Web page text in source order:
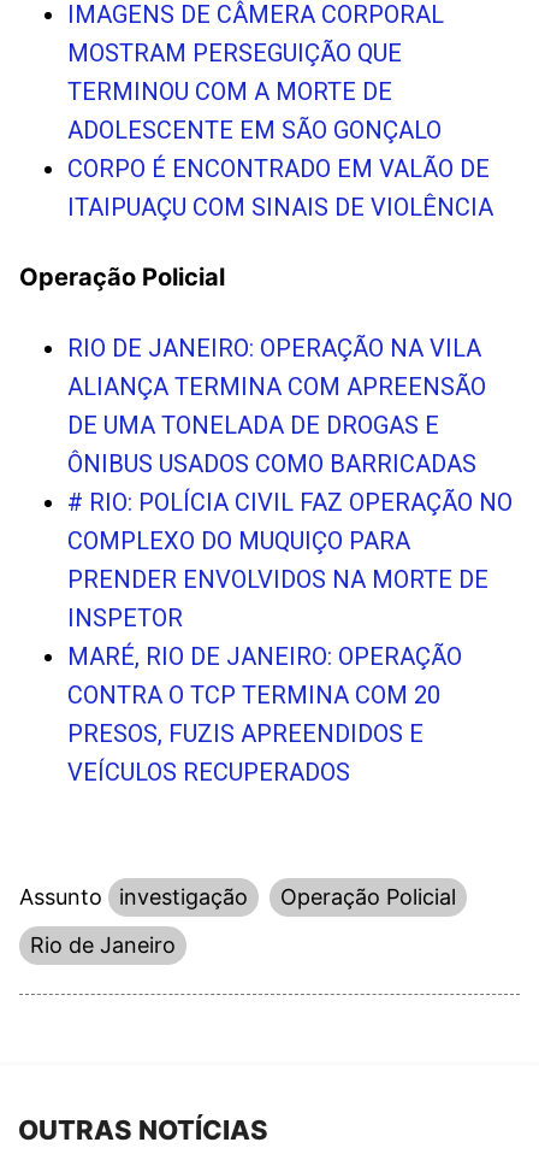
IMAGENS DE CÂMERA CORPORAL
MOSTRAM PERSEGUIÇÃO QUE
TERMINOU COM A MORTE DE
ADOLESCENTE EM SÃO GONÇALO
CORPO É ENCONTRADO EM VALÃO DE
ITAIPUAÇU COM SINAIS DE VIOLÊNCIA
Operação Policial
RIO DE JANEIRO: OPERAÇÃO NA VILA
ALIANÇA TERMINA COM APREENSÃO
DE UMA TONELADA DE DROGAS E
ÔNIBUS USADOS COMO BARRICADAS
# RIO: POLÍCIA CIVIL FAZ OPERAÇÃO NO
COMPLEXO DO MUQUIÇO PARA
PRENDER ENVOLVIDOS NA MORTE DE
INSPETOR
MARÉ, RIO DE JANEIRO: OPERAÇÃO
CONTRA O TCP TERMINA COM 20
PRESOS, FUZIS APREENDIDOS E
VEÍCULOS RECUPERADOS
Assunto investigação
Operação Policial
Rio de Janeiro
OUTRAS NOTÍCIAS